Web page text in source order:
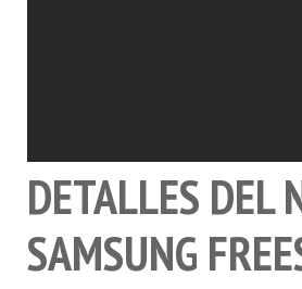
DETALLES DEL
SAMSUNG